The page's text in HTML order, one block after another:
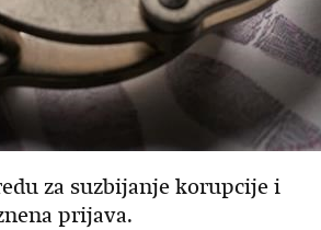
za suzbijanje korupcije i
prijava.